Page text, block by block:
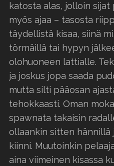
katosta alas, jolloin
myös ajaa – tasosta
täydellistä kisaa, siinä
törmäillä tai hypyn
olohuoneen lattialle.
ja joskus jopa saada
mutta silti pääosan
tehokkaasti. Oman
spawnata takaisin
ollaankin sitten hännillä
kiinni. Muutoinkin
aina viimeinen kisassa